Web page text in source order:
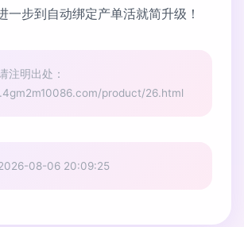
一步到自动绑定产单活就简升级！
注明出处：
product/26.html
08-06 20:09:25